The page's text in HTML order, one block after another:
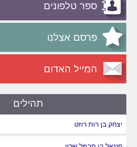
ספר טלפונים
פרסם אצלנו
המייל האדום
תהילים
יצחק בן רות רוזט